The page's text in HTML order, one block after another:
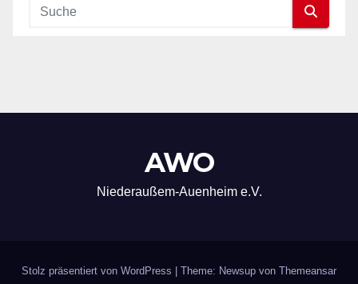
AWO
Niederaußem-Auenheim e.V.
Stolz präsentiert von WordPress Theme: Newsup von Themeansar